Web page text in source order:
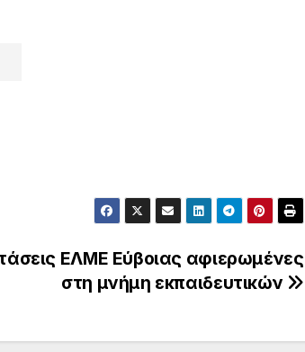
ΕΛΜΕ Εύβοιας αφιερωμένες
στη μνήμη εκπαιδευτικών